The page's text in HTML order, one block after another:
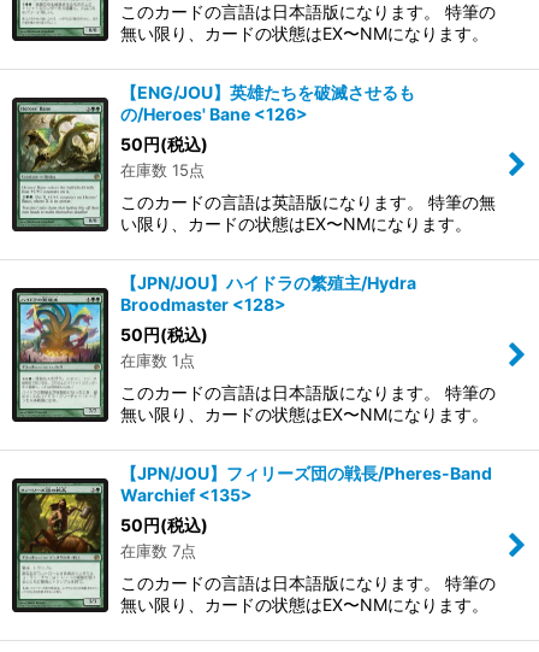
このカードの言語は日本語版になります。 特筆の
無い限り、カードの状態はEX〜NMになります。
【ENG/JOU】英雄たちを破滅させるも
の/Heroes' Bane <126>
50円(税込)
在庫数 15点
このカードの言語は英語版になります。 特筆の無
い限り、カードの状態はEX〜NMになります。
【JPN/JOU】ハイドラの繁殖主/Hydra
Broodmaster <128>
50円(税込)
在庫数 1点
このカードの言語は日本語版になります。 特筆の
無い限り、カードの状態はEX〜NMになります。
【JPN/JOU】フィリーズ団の戦長/Pheres-Band
Warchief <135>
50円(税込)
在庫数 7点
このカードの言語は日本語版になります。 特筆の
無い限り、カードの状態はEX〜NMになります。